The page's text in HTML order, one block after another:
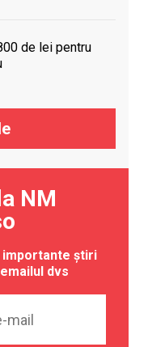
de lei pentru
NM
importante știri
dvs